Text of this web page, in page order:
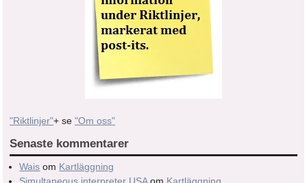
"Riktlinjer"+ se "Om oss"
Senaste kommentarer
Wais om Kartläggning
Simultaneous interpreter USAom Kartläggning